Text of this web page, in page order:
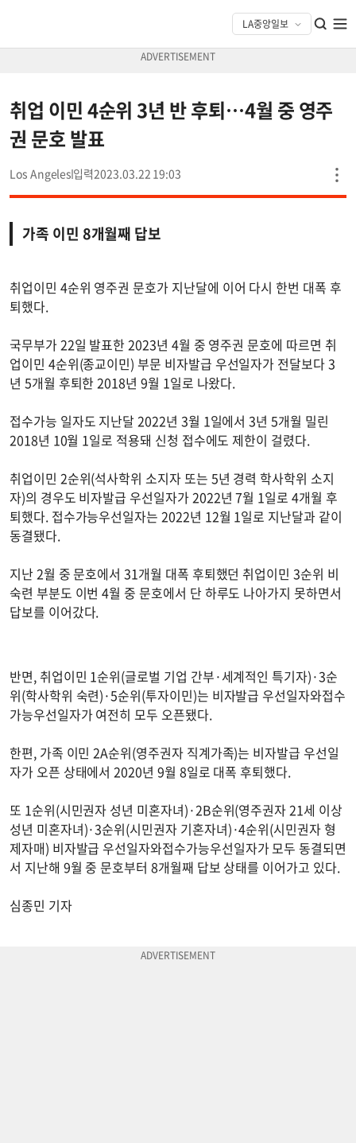
취업 이민 4순위 3년 반 후퇴…4월 중 영주
권 문호 발표
Los Angeles 2023.03.22 19:03
가족 이민 8개월째 답보
취업이민 4순위 영주권 문호가 지난달에 이어 다시 한번 대폭 후
퇴했다.
국무부가 22일 발표한 2023년 4월 중 영주권 문호에 따르면 취
업이민 4순위(종교이민) 부문 비자발급 우선일자가 전달보다 3
년 5개월 후퇴한 2018년 9월 1일로 나왔다.
접수가능 일자도 지난달 2022년 3월 1일에서 3년 5개월 밀린
2018년 10월 1일로 적용돼 신청 접수에도 제한이 걸렸다.
취업이민 2순위(석사학위 소지자 또는 5년 경력 학사학위 소지
자)의 경우도 비자발급 우선일자가 2022년 7월 1일로 4개월 후
퇴했다. 접수가능우선일자는 2022년 12월 1일로 지난달과 같이
동결됐다.
지난 2월 중 문호에서 31개월 대폭 후퇴했던 취업이민 3순위 비
숙련 부분도 이번 4월 중 문호에서 단 하루도 나아가지 못하면서
답보를 이어갔다.
반면, 취업이민 1순위(글로벌 기업 간부·세계적인 특기자)·3순
위(학사학위 숙련)·5순위(투자이민)는 비자발급 우선일자와접수
가능우선일자가 여전히 모두 오픈됐다.
한편, 가족 이민 2A순위(영주권자 직계가족)는 비자발급 우선일
자가 오픈 상태에서 2020년 9월 8일로 대폭 후퇴했다.
또 1순위(시민권자 성년 미혼자녀)·2B순위(영주권자 21세 이상
성년 미혼자녀)·3순위(시민권자 기혼자녀)·4순위(시민권자 형
제자매) 비자발급 우선일자와접수가능우선일자가 모두 동결되면
서 지난해 9월 중 문호부터 8개월째 답보 상태를 이어가고 있다.
심종민 기자